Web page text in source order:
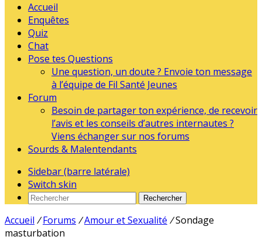
Accueil
Enquêtes
Quiz
Chat
Pose tes Questions
Une question, un doute ? Envoie ton message
à l’équipe de Fil Santé Jeunes
Forum
Besoin de partager ton expérience, de recevoir
l’avis et les conseils d’autres internautes ?
Viens échanger sur nos forums
Sourds & Malentendants
Sidebar (barre latérale)
Switch skin
Rechercher
Accueil / Forums /Amour et Sexualité /Sondage
masturbation